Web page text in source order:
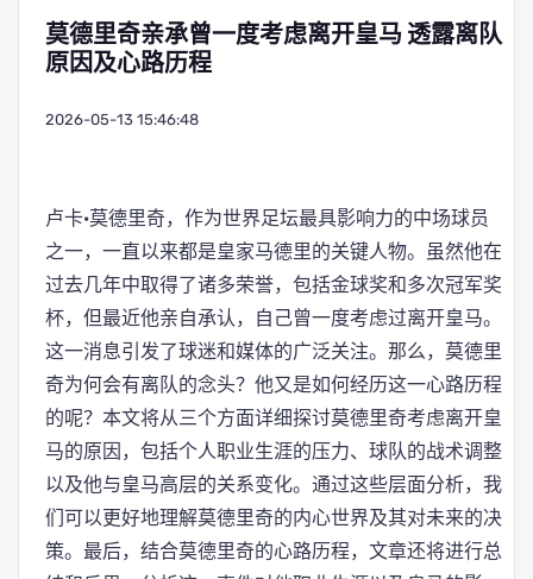
莫德里奇亲承曾一度考虑离开皇马 透露离队
原因及心路历程
2026-05-13 15:46:48
卢卡·莫德里奇，作为世界足坛最具影响力的中场球员
之一，一直以来都是皇家马德里的关键人物。虽然他在
过去几年中取得了诸多荣誉，包括金球奖和多次冠军奖
杯，但最近他亲自承认，自己曾一度考虑过离开皇马。
这一消息引发了球迷和媒体的广泛关注。那么，莫德里
奇为何会有离队的念头？他又是如何经历这一心路历程
的呢？本文将从三个方面详细探讨莫德里奇考虑离开皇
马的原因，包括个人职业生涯的压力、球队的战术调整
以及他与皇马高层的关系变化。通过这些层面分析，我
们可以更好地理解莫德里奇的内心世界及其对未来的决
策。最后，结合莫德里奇的心路历程，文章还将进行总